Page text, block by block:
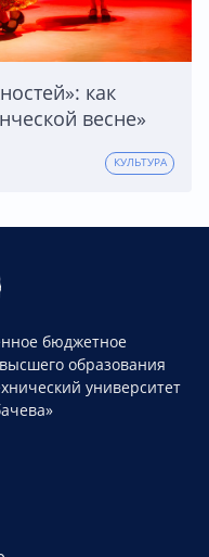
как
весне»
КУЛЬТУРА
бюджетное
образования
университет